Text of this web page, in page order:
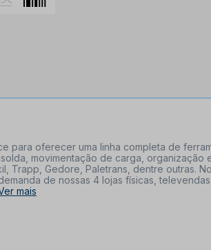
para oferecer uma linha completa de
movimentação de carga, organização
Trapp, Gedore, Paletrans, dentre outras.
de nossas 4 lojas físicas,
mais